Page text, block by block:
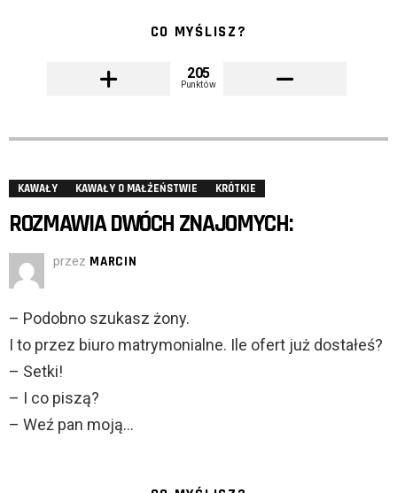
CO MYŚLISZ?
205
Punktów
KAWAŁY KAWAŁY O MAŁŻEŃSTWIE KRÓTKIE
ROZMAWIA DWÓCH ZNAJOMYCH:
przez MARCIN
– Podobno szukasz żony.
I to przez biuro matrymonialne. Ile ofert już dostałeś?
– Setki!
– I co piszą?
– Weź pan moją…